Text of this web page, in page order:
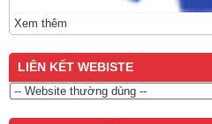
Xem thêm
LIÊN KẾT WEBISTE